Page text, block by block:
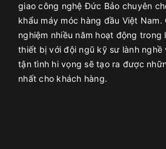
bồn khuấy inox chuyên dụng trong
và thực phẩm
vui lòng liên hệ với Đức Bảo
Quỳ Gia Lâm, TP Hà Nội
Hà Nội.
giao công nghệ Đức Bảo chuyên
khẩu máy móc hàng đầu Việt Nam.
nghiệm nhiều năm hoạt động trong
thiết bị với đội ngũ kỹ sư lành nghề
tận tình hi vọng sẽ tạo ra được
nhất cho khách hàng.